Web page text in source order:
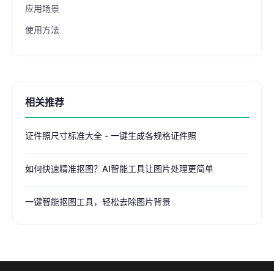
应用场景
使用方法
相关推荐
证件照尺寸标准大全 - 一键生成各规格证件照
如何快速精准抠图？AI智能工具让图片处理更简单
一键智能抠图工具，轻松去除图片背景